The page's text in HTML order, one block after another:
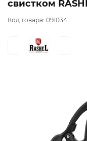
свистком
Код товара: 091034